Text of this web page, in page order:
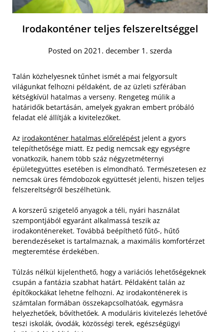
Irodakonténer teljes felszereltséggel
Posted on 2021. december 1. szerda
Talán közhelyesnek tűnhet ismét a mai felgyorsult
világunkat felhozni példaként, de az üzleti szférában
kétségkívül hatalmas a verseny. Rengeteg múlik a
határidők betartásán, amelyek gyakran embert próbáló
feladat elé állítják a kivitelezőket.
Az irodakonténer hatalmas előrelépést jelent a gyors
telepíthetősége miatt. Ez pedig nemcsak egy egységre
vonatkozik, hanem több száz négyzetméternyi
épületegyüttes esetében is elmondható. Természetesen ez
nemcsak üres fémdobozok együttesét jelenti, hiszen teljes
felszereltségről beszélhetünk.
A korszerű szigetelő anyagok a téli, nyári használat
szempontjából egyaránt alkalmassá teszik az
irodakonténereket. Továbbá beépíthető fűtő-, hűtő
berendezéseket is tartalmaznak, a maximális komfortérzet
megteremtése érdekében.
Túlzás nélkül kijelenthető, hogy a variációs lehetőségeknek
csupán a fantázia szabhat határt. Példaként talán az
építőkockákat lehetne felhozni. Az irodakonténerek is
számtalan formában összekapcsolhatóak, egymásra
helyezhetőek, bővíthetőek. A moduláris kivitelezés lehetővé
teszi iskolák, óvodák, közösségi terek, egészségügyi